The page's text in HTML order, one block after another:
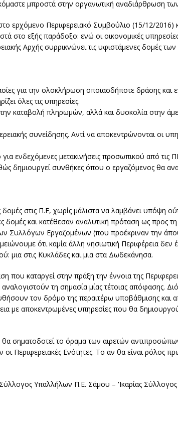
μπροστά στην οργανωτική αναδιάρθρωση
ερχόμενο Περιφερειακό Συμβούλιο (15/12/2016)
στο εξής παράδοξο: ενώ οι οικονομικές
Αρχής συρρικνώνει τις υφιστάμενες δομές
για την ολοκλήρωση οποιασδήποτε δράσης και
όλες τις υπηρεσίες.
καταβολή πληρωμών, αλλά και δυσκολία στην
συνείδησης. Αντί να αποκεντρώνονται οι
ενδεχόμενες μετακινήσεις προσωπικού από τις
δημιουργεί συνθήκες όπου ο εργαζόμενος θα
στις Π.Ε, χωρίς μάλιστα να λαμβάνει υπόψη
και κατέθεσαν αναλυτική πρόταση ως προς
Συλλόγων Εργαζομένων (που προέκριναν την
ότι καμία άλλη νησιωτική Περιφέρεια δεν
μια στις Κυκλάδες και μια στα Δωδεκάνησα.
καταργεί στην πράξη την έννοια της
τη σημασία μίας τέτοιας απόφασης.
τον δρόμο της περαιτέρω υποβάθμισης και
με αποκεντρωμένες υπηρεσίες που θα
σηματοδοτεί το όραμα των αιρετών
Περιφερειακές Ενότητες. Το αν θα είναι ρόλος
Σύλλογος Υπαλλήλων Π.Ε. Σάμου – 'Ικαρίας